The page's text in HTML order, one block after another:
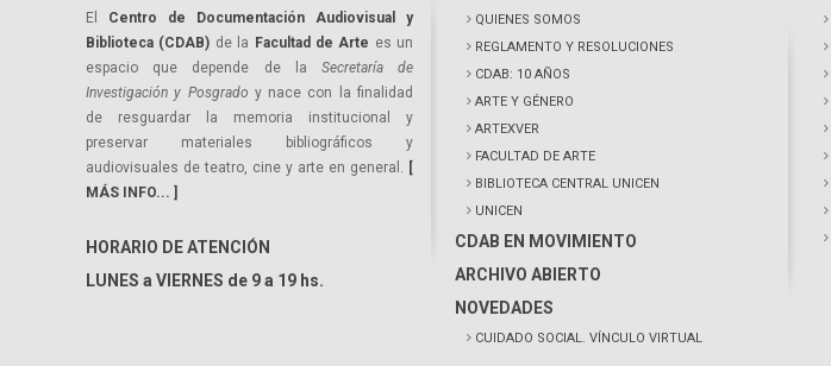
El Centro de Documentación Audiovisual y
Biblioteca (CDAB) de la Facultad de Arte es un
espacio que depende de la Secretaría de
Investigación y Posgrado y nace con la finalidad
de resguardar la memoria institucional y
preservar materiales bibliográficos y
audiovisuales de teatro, cine y arte en general. [
MÁS INFO... ]
HORARIO DE ATENCIÓN
LUNES a VIERNES de 9 a 19 hs.
QUIENES SOMOS
REGLAMENTO Y RESOLUCIONES
CDAB: 10 AÑOS
ARTE Y GÉNERO
ARTEXVER
FACULTAD DE ARTE
BIBLIOTECA CENTRAL UNICEN
UNICEN
CDAB EN MOVIMIENTO
ARCHIVO ABIERTO
NOVEDADES
CUIDADO SOCIAL. VÍNCULO VIRTUAL